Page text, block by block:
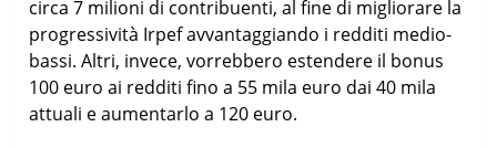
circa 7 milioni di contribuenti, al fine di migliorare la
progressività Irpef avvantaggiando i redditi medio-
bassi. Altri, invece, vorrebbero estendere il bonus
100 euro ai redditi fino a 55 mila euro dai 40 mila
attuali e aumentarlo a 120 euro.